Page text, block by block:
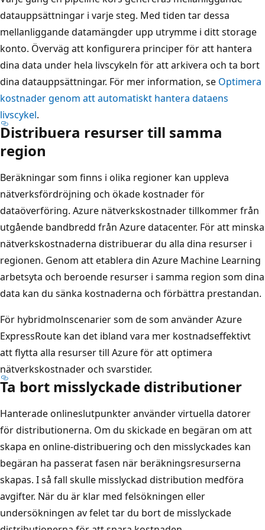
datauppsättningar i varje steg. Med tiden tar dessa
mellanliggande datamängder upp utrymme i ditt storage
konto. Överväg att konfigurera principer för att hantera
dina data under hela livscykeln för att arkivera och ta bort
dina datauppsättningar. För mer information, se Optimera
kostnader genom att automatiskt hantera dataens
livscykel.
Distribuera resurser till samma
region
Beräkningar som finns i olika regioner kan uppleva
nätverksfördröjning och ökade kostnader för
dataöverföring. Azure nätverkskostnader tillkommer från
utgående bandbredd från Azure datacenter. För att minska
nätverkskostnaderna distribuerar du alla dina resurser i
regionen. Genom att etablera din Azure Machine Learning
arbetsyta och beroende resurser i samma region som dina
data kan du sänka kostnaderna och förbättra prestandan.
För hybridmolnscenarier som de som använder Azure
ExpressRoute kan det ibland vara mer kostnadseffektivt
att flytta alla resurser till Azure för att optimera
nätverkskostnader och svarstider.
Ta bort misslyckade distributioner
Hanterade onlineslutpunkter använder virtuella datorer
för distributionerna. Om du skickade en begäran om att
skapa en online-distribuering och den misslyckades kan
begäran ha passerat fasen när beräkningsresurserna
skapas. I så fall skulle misslyckad distribution medföra
avgifter. När du är klar med felsökningen eller
undersökningen av felet tar du bort de misslyckade